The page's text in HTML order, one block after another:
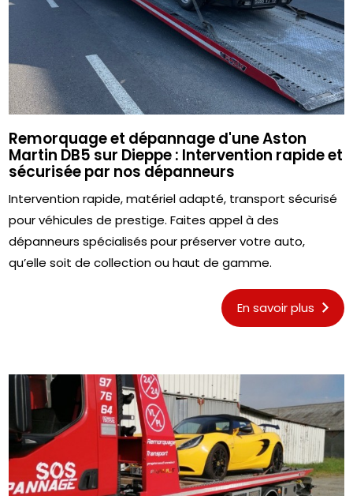
Remorquage et dépannage d'une Aston
Martin DB5 sur Dieppe : Intervention rapide et
sécurisée par nos dépanneurs
Intervention rapide, matériel adapté, transport sécurisé
pour véhicules de prestige. Faites appel à des
dépanneurs spécialisés pour préserver votre auto,
qu’elle soit de collection ou haut de gamme.
En savoir plus